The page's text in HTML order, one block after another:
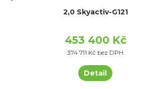
2,0 Skyactiv-G121
453 400 Kč
374 711 Kč bez DPH
Detail